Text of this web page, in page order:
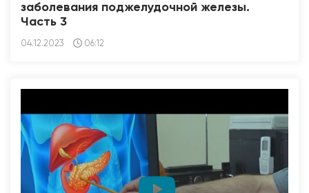
заболевания поджелудочной железы.
Часть 3
04.12.2023 06:12